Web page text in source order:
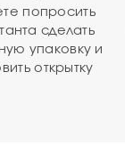
попросить
сделать
упаковку и
открытку